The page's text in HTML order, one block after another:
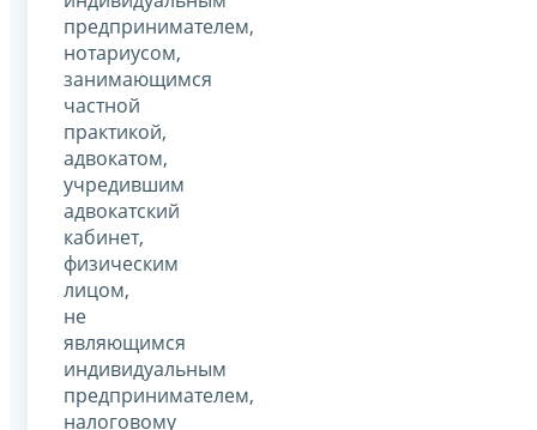
предпринимателем,
нотариусом,
занимающимся
частной
практикой,
адвокатом,
учредившим
адвокатский
кабинет,
физическим
лицом,
не
являющимся
индивидуальным
предпринимателем,
налоговому